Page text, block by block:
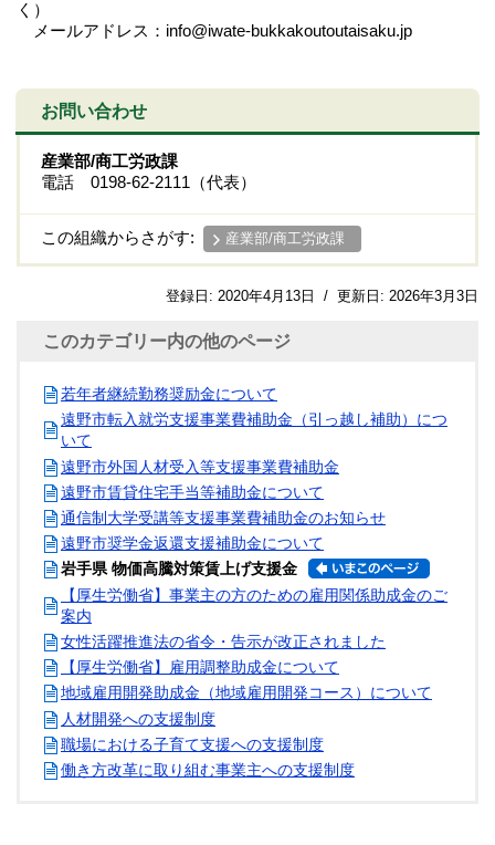
く）
メールアドレス：info@iwate-bukkakoutoutaisaku.jp
お問い合わせ
産業部/商工労政課
電話 0198-62-2111（代表）
この組織からさがす: 産業部/商工労政課
登録日: 2020年4月13日 / 更新日: 2026年3月3日
このカテゴリー内の他のページ
若年者継続勤務奨励金について
遠野市転入就労支援事業費補助金（引っ越し補助）につ
いて
遠野市外国人材受入等支援事業費補助金
遠野市賃貸住宅手当等補助金について
通信制大学受講等支援事業費補助金のお知らせ
遠野市奨学金返還支援補助金について
岩手県 物価高騰対策賃上げ支援金
【厚生労働省】事業主の方のための雇用関係助成金のご
案内
女性活躍推進法の省令・告示が改正されました
【厚生労働省】雇用調整助成金について
地域雇用開発助成金（地域雇用開発コース）について
人材開発への支援制度
職場における子育て支援への支援制度
働き方改革に取り組む事業主への支援制度